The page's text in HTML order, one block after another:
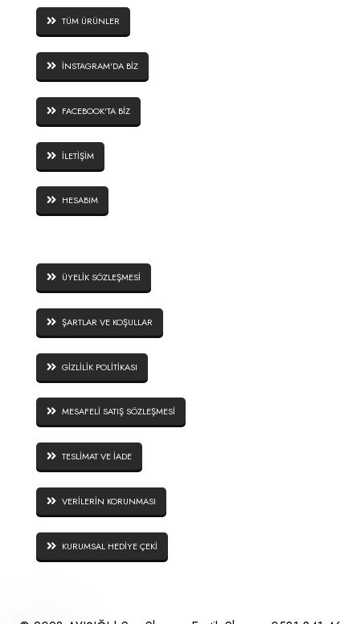
TÜM ÜRÜNLER
İNSTAGRAM'DA BİZ
FACEBOOK'TA BİZ
İLETİŞİM
HESABIM
ÜYELİK SÖZLEŞMESİ
ŞARTLAR VE KOŞULLAR
GİZLİLİK POLİTİKASI
MESAFELİ SATIŞ SÖZLEŞMESİ
TESLİMAT VE İADE
VERİLERİN KORUNMASI
KURUMSAL HEDİYE ÇEKİ